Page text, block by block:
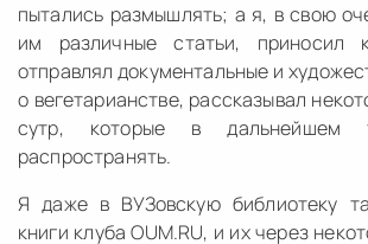
пытались размышлять; а я, в свою
им различные статьи, приносил
отправлял документальные и
о вегетарианстве, рассказывал
сутр, которые в дальнейшем
распространять.
Я даже в ВУЗовскую библиотеку
книги клуба OUM.RU, и их через